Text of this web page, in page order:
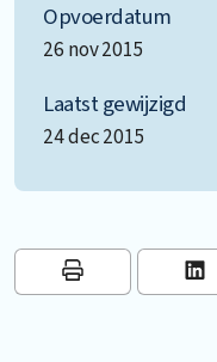
Opvoerdatum
26 nov 2015
Laatst gewijzigd
24 dec 2015